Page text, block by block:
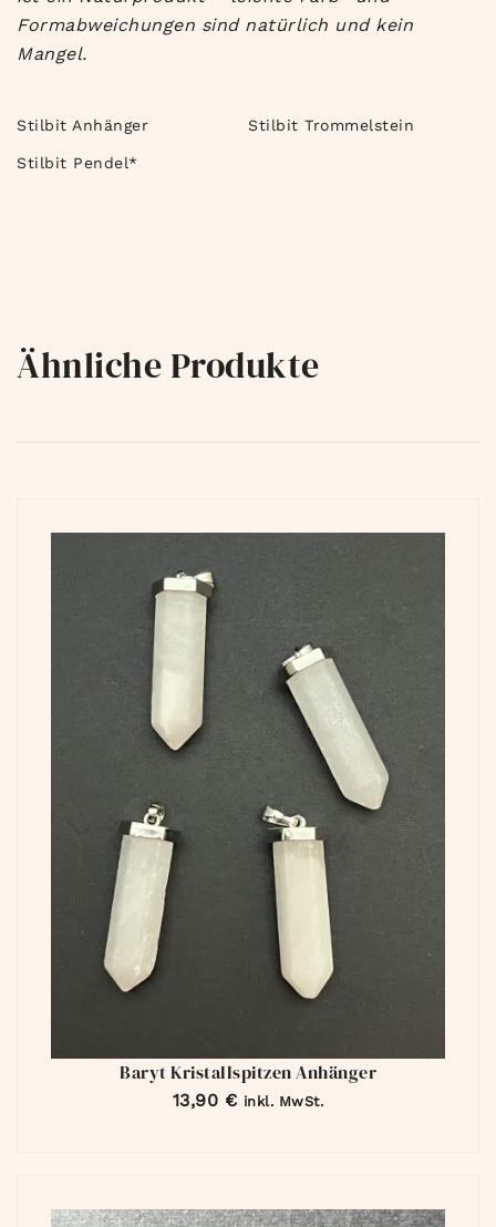
Formabweichungen sind natürlich und kein
Mangel.
Stilbit Anhänger Stilbit Trommelstein
Stilbit Pendel*
Ähnliche Produkte
Baryt Kristallspitzen Anhänger
13,90 € inkl. MwSt.